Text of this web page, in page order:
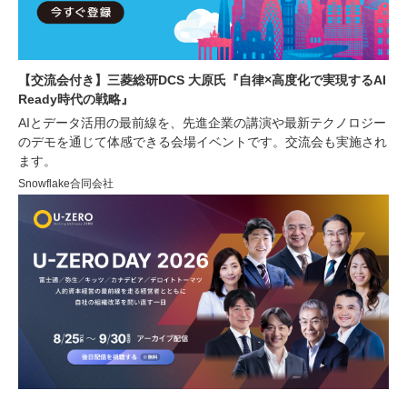
【交流会付き】三菱総研DCS 大原氏『自律×高度化で実現するAI
Ready時代の戦略』
AIとデータ活用の最前線を、先進企業の講演や最新テクノロジー
のデモを通じて体感できる会場イベントです。交流会も実施され
ます。
Snowflake合同会社